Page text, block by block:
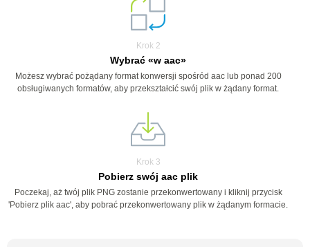
Krok 2
Wybrać «w aac»
Możesz wybrać pożądany format konwersji spośród aac lub ponad 200
obsługiwanych formatów, aby przekształcić swój plik w żądany format.
Krok 3
Pobierz swój aac plik
Poczekaj, aż twój plik PNG zostanie przekonwertowany i kliknij przycisk
'Pobierz plik aac', aby pobrać przekonwertowany plik w żądanym formacie.